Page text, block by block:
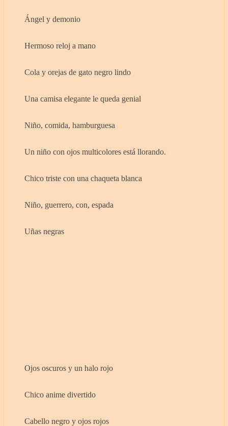
Ángel y demonio
Hermoso reloj a mano
Cola y orejas de gato negro lindo
Una camisa elegante le queda genial
Niño, comida, hamburguesa
Un niño con ojos multicolores está llorando.
Chico triste con una chaqueta blanca
Niño, guerrero, con, espada
Uñas negras
Ojos oscuros y un halo rojo
Chico anime divertido
Cabello negro y ojos rojos